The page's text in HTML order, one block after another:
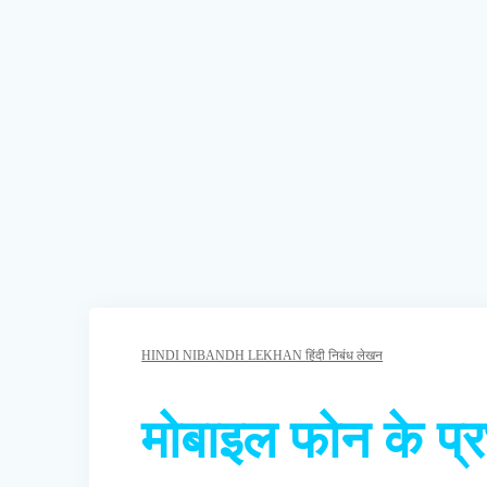
HINDI NIBANDH LEKHAN हिंदी निबंध लेखन
मोबाइल फोन के